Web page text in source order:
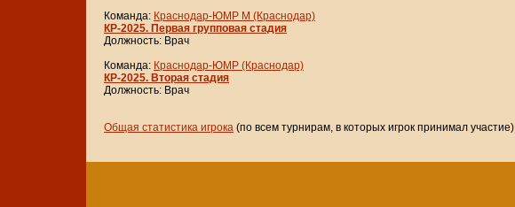
Команда: Краснодар-ЮМР М (Краснодар)
КР-2025. Первая групповая стадия
Должность: Врач
Команда: Краснодар-ЮМР (Краснодар)
КР-2025. Вторая стадия
Должность: Врач
Общая статистика игрока (по всем турнирам, в которых игрок принимал участие)